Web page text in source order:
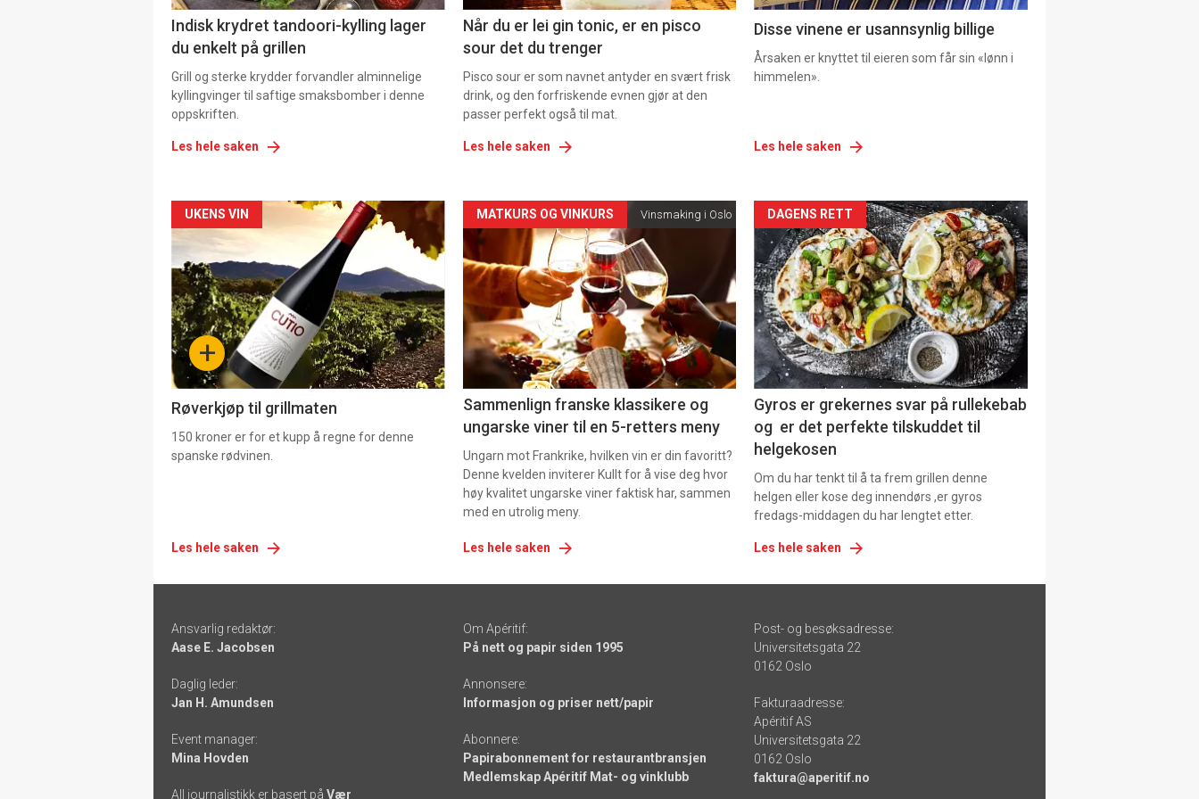
Indisk krydret tandoori-kylling lager
du enkelt på grillen
Grill og sterke krydder forvandler alminnelige
kyllingvinger til saftige smaksbomber i denne
oppskriften.
Les hele saken
Når du er lei gin tonic, er en pisco
sour det du trenger
Pisco sour er som navnet antyder en svært frisk
drink, og den forfriskende evnen gjør at den
passer perfekt også til mat.
Les hele saken
Disse vinene er usannsynlig billige
Årsaken er knyttet til eieren som får sin «lønn i
himmelen».
Les hele saken
Forsiden
akkurat
nå
-
4 +
UKENS VIN
Røverkjøp til grillmaten
150 kroner er for et kupp å regne for denne
spanske rødvinen.
Les hele saken
Forsiden
akkurat
nå
-
5
MATKURS OG VINKURS Vinsmaking i Oslo
Sammenlign franske klassikere og
ungarske viner til en 5-retters meny
Ungarn mot Frankrike, hvilken vin er din favoritt?
Denne kvelden inviterer Kullt for å vise deg hvor
høy kvalitet ungarske viner faktisk har, sammen
med en utrolig meny.
Les hele saken
Forsiden
akkurat
nå
-
6
DAGENS RETT
Gyros er grekernes svar på rullekebab
og er det perfekte tilskuddet til
helgekosen
Om du har tenkt til å ta frem grillen denne
helgen eller kose deg innendørs ,er gyros
fredags-middagen du har lengtet etter.
Les hele saken
-
links
Ansvarlig redaktør:
Aase E. Jacobsen
Daglig leder:
Jan H. Amundsen
Event manager:
Mina Hovden
All journalistikk er basert på Vær
Om Apéritif:
På nett og papir siden 1995
Annonsere:
Informasjon og priser nett/papir
Abonnere:
Papirabonnement for restaurantbransjen
Medlemskap Apéritif Mat- og vinklubb
Post- og besøksadresse:
Universitetsgata 22
0162 Oslo
Fakturaadresse:
Apéritif AS
Universitetsgata 22
0162 Oslo
faktura@aperitif.no